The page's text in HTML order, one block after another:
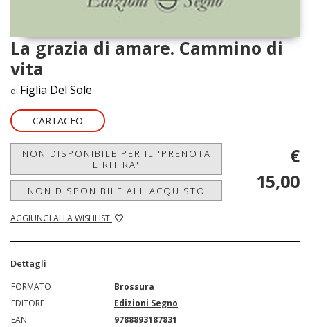
La grazia di amare. Cammino di
vita
di Figlia Del Sole
CARTACEO
NON DISPONIBILE PER IL 'PRENOTA
E RITIRA'
NON DISPONIBILE ALL'ACQUISTO
AGGIUNGI ALLA WISHLIST
€
15,00
Dettagli
FORMATO
Brossura
EDITORE
Edizioni Segno
EAN
9788893187831